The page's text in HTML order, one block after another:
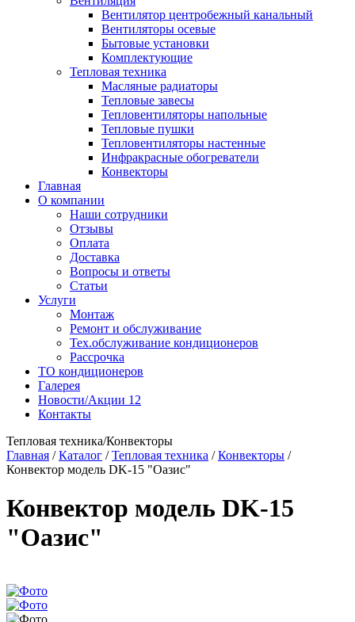
Вентилятор центробежный канальный
Вентиляторы осевые
Бытовые установки
Комплектующие
Тепловая техника
Масляные радиаторы
Тепловые завесы
Тепловентиляторы напольные
Тепловые пушки
Тепловентиляторы настенные
Инфракрасные обогреватели
Конвекторы
Главная
О компании
Наши сотрудники
Отзывы
Оплата
Доставка
Вопросы и ответы
Статьи
Услуги
Монтаж
Ремонт и обслуживание
Тех.обслуживание кондиционеров
Рассрочка
ТО кондиционеров
Галерея
Новости/Акции 12
Контакты
Тепловая техника/Конвекторы
Главная /Каталог /Тепловая техника /Конвекторы /
Конвектор модель DK-15 "Оазис"
Конвектор модель DK-15
"Оазис"